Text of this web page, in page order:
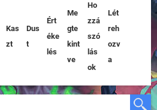
Kas
zt
Dus
t
Ért
éke
lés
Me
gte
kint
ve
Ho
zzá
szó
lás
ok
Lét
reh
ozv
a